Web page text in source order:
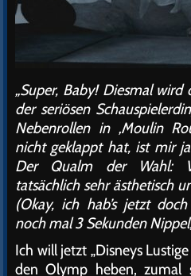
„Super, Baby! Diesmal
der seriösen
Nebenrollen in ‚Moulin
nicht geklappt hat, ist mir
Der Qualm der Wahl:
tatsächlich sehr ästhetisch
(Okay, ich hab’s jetzt
noch mal 3 Sekunden
Ich will jetzt „Disneys
den Olymp heben, zumal